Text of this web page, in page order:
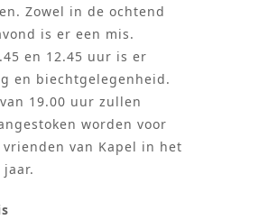
Zowel in de ochtend
is er een mis.
en 12.45 uur is er
en biechtgelegenheid.
19.00 uur zullen
worden voor
van Kapel in het